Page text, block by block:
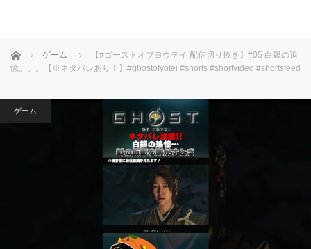
ホーム ゲーム
【#ゴーストオブヨウテイ 配信切り抜き】#05 白銀の追
憶。。。【※ネタバレあり！】#ghostofyotei #shorts #shortvideo #shortsfeed
ゲーム